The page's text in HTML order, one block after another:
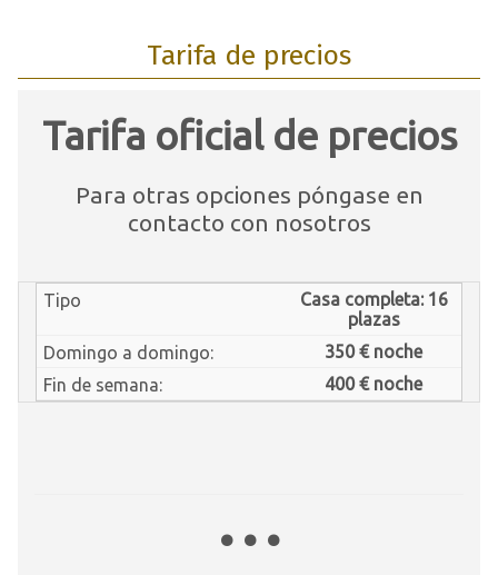
Tarifa de precios